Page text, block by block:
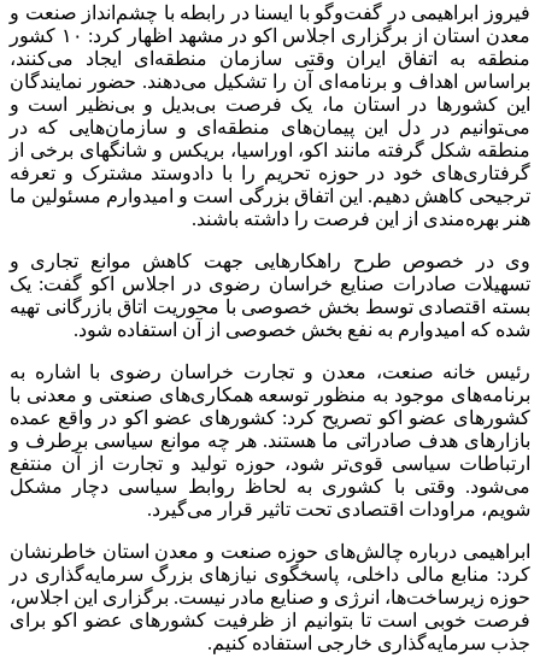
فیروز ابراهیمی در گفت‌وگو با ایسنا در رابطه با چشم‌انداز صنعت و
معدن استان از برگزاری اجلاس اکو در مشهد اظهار کرد: ۱۰ کشور
منطقه به اتفاق ایران وقتی سازمان منطقه‌ای ایجاد می‌کنند،
براساس اهداف و برنامه‌ای آن را تشکیل می‌دهند. حضور نمایندگان
این کشورها در استان ما، یک فرصت بی‌بدیل و بی‌نظیر است و
می‌‍توانیم در دل این پیمان‌های منطقه‌ای و سازمان‌هایی که در
منطقه شکل گرفته مانند اکو، اوراسیا، بریکس و شانگهای برخی از
گرفتاری‌های خود در حوزه تحریم را با دادوستد مشترک و تعرفه
ترجیحی کاهش دهیم. این اتفاق بزرگی است و امیدوارم مسئولین ما
هنر بهره‌مندی از این فرصت را داشته باشند.
وی در خصوص طرح راهکارهایی جهت کاهش موانع تجاری و
تسهیلات صادرات صنایع خراسان رضوی در اجلاس اکو گفت: یک
بسته اقتصادی توسط بخش خصوصی با محوریت اتاق بازرگانی تهیه
شده که امیدوارم به نفع بخش خصوصی از آن استفاده شود.
رئیس خانه صنعت، معدن و تجارت خراسان رضوی با اشاره به
برنامه‌های موجود به منظور توسعه همکاری‌های صنعتی و معدنی با
کشورهای عضو اکو تصریح کرد: کشورهای عضو اکو در واقع عمده
بازارهای هدف صادراتی ما هستند. هر چه موانع سیاسی برطرف و
ارتباطات سیاسی قوی‌تر شود، حوزه تولید و تجارت از آن منتفع
می‌شود. وقتی با کشوری به لحاظ روابط سیاسی دچار مشکل
شویم، مراودات اقتصادی تحت تاثیر قرار می‌گیرد.
ابراهیمی درباره چالش‌های حوزه صنعت و معدن استان خاطرنشان
کرد: منابع مالی داخلی، پاسخگوی نیازهای بزرگ سرمایه‌گذاری در
حوزه زیرساخت‌ها، انرژی و صنایع مادر نیست. برگزاری این اجلاس،
فرصت خوبی است تا بتوانیم از ظرفیت کشورهای عضو اکو برای
جذب سرمایه‌گذاری خارجی استفاده کنیم.